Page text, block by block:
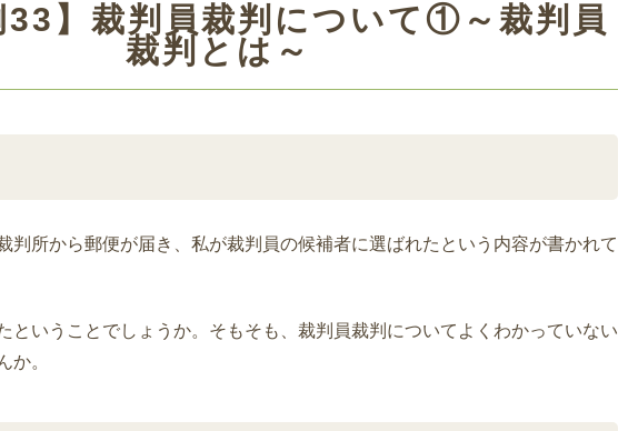
33】裁判員裁判について①～裁判員
裁判とは～
判所から郵便が届き、私が裁判員の候補者に選ばれたという内容が書かれて
ということでしょうか。そもそも、裁判員裁判についてよくわかっていない
か。